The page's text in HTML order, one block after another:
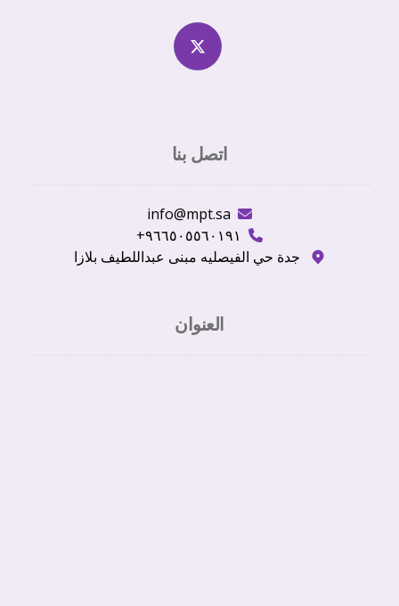
اتصل بنا
info@mpt.sa
٩٦٦٥٠٥٥٦٠١٩١+
جدة حي الفيصليه مبنى عبداللطيف بلازا
العنوان